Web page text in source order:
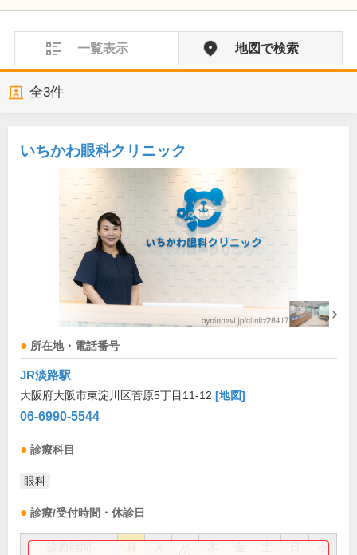
一覧表示 地図で検索
全3件
いちかわ眼科クリニック
所在地・電話番号
JR淡路駅
大阪府大阪市東淀川区菅原5丁目11-12 [地図]
06-6990-5544
診療科目
眼科
診療/受付時間・休診日
祝